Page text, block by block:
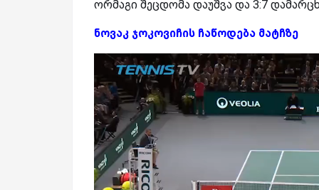
ორმაგი შეცდომა დაუშვა და 3:7
ნოვაკ ჯოკოვიჩის ჩაწოდება მატჩზე